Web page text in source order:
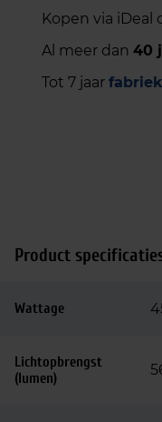
Kopen via iDeal
Al meer dan 40
Tot 7 jaar
Product
Wattage
Lichtopbrengst
(lumen)